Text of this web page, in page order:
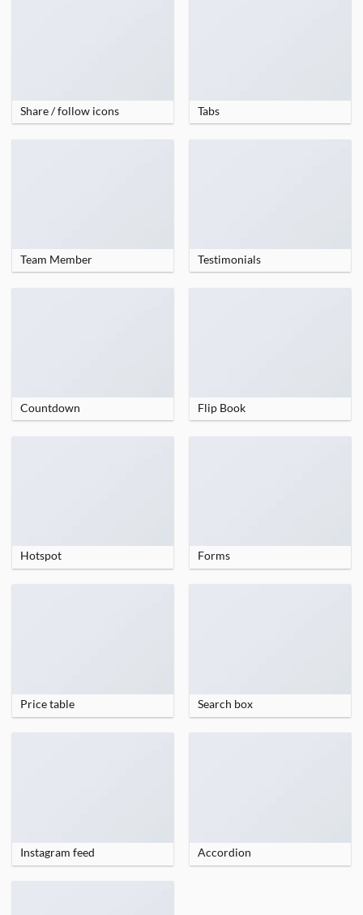
Share / follow icons Tabs
Team Member Testimonials
Countdown Flip Book
Hotspot Forms
Price table Search box
Instagram feed Accordion